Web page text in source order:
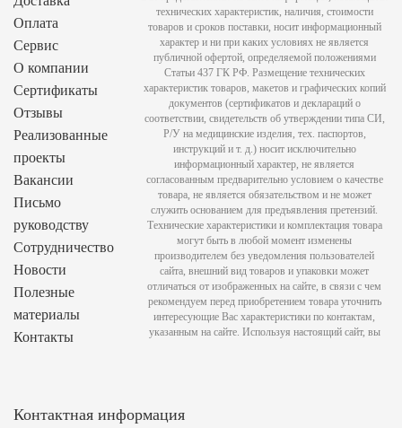
Оплата
Сервис
О компании
Сертификаты
Отзывы
Реализованные
проекты
Вакансии
Письмо
руководству
Сотрудничество
Новости
Полезные
материалы
Контакты
Контактная информация
технических характеристик, наличия, стоимости
товаров и сроков поставки, носит информационный
характер и ни при каких условиях не является
публичной офертой, определяемой положениями
Статьи 437 ГК РФ. Размещение технических
характеристик товаров, макетов и графических копий
документов (сертификатов и деклараций о
соответствии, свидетельств об утверждении типа СИ,
Р/У на медицинские изделия, тех. паспортов,
инструкций и т. д.) носит исключительно
информационный характер, не является
согласованным предварительно условием о качестве
товара, не является обязательством и не может
служить основанием для предъявления претензий.
Технические характеристики и комплектация товара
могут быть в любой момент изменены
производителем без уведомления пользователей
сайта, внешний вид товаров и упаковки может
отличаться от изображенных на сайте, в связи с чем
рекомендуем перед приобретением товара уточнить
интересующие Вас характеристики по контактам,
указанным на сайте. Используя настоящий сайт, вы